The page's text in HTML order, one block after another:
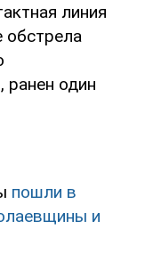
линия
обстрела
ранен один
пошли в
и